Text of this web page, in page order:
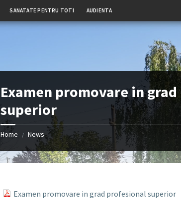
SANATATE PENTRU TOTI AUDIENTA
Examen promovare in
superior
Home / News
Examen promovare in grad profesional superior